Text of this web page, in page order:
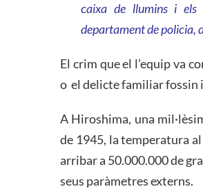
caixa de llumins i els
departament de policia,
El crim que el l’equip va
o el delicte familiar fossin
A Hiroshima, una
de 1945, la temperatura
arribar a 50.000.000 de
seus paràmetres externs.